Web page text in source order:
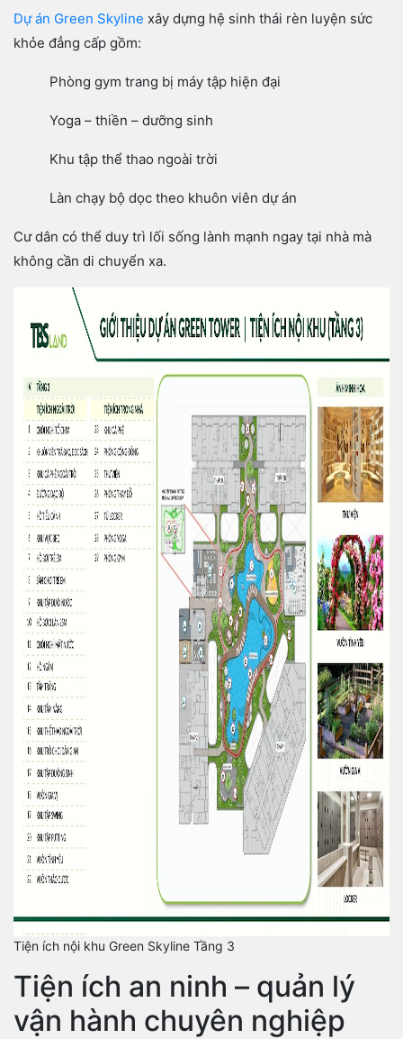
Dự án Green Skyline xây dựng hệ sinh thái rèn luyện sức
khỏe đẳng cấp gồm:
Phòng gym trang bị máy tập hiện đại
Yoga – thiền – dưỡng sinh
Khu tập thể thao ngoài trời
Làn chạy bộ dọc theo khuôn viên dự án
Cư dân có thể duy trì lối sống lành mạnh ngay tại nhà mà
không cần di chuyển xa.
Tiện ích nội khu Green Skyline Tầng 3
Tiện ích an ninh – quản lý
vận hành chuyên nghiệp